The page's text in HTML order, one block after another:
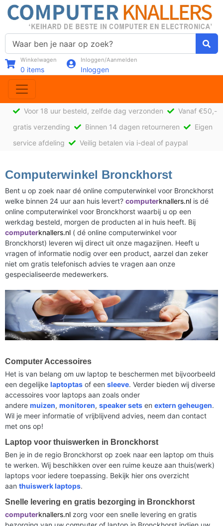
Winkelwagen
0 items
Inloggen/Aanmelden
Inloggen
Voor 18 uur besteld, zelfde dag verzonden
Vanaf €50,-
gratis verzending
Binnen 14 dagen retourneren
Eigen
service afdeling
Veilig betalen via i-deal of paypal
Computerwinkel Bronckhorst
Bent u op zoek naar dé online computerwinkel voor Bronckhorst
welke binnen 24 uur aan huis levert? computerknallers.nl is dé
online computerwinkel voor Bronckhorst waarbij u op een
werkdag besteld, morgen de producten al in huis heeft. Bij
computerknallers.nl ( dé online computerwinkel voor
Bronckhorst) leveren wij direct uit onze magazijnen. Heeft u
vragen of informatie nodig over een product, aarzel dan zeker
niet om gratis telefonisch advies te vragen aan onze
gespecialiseerde medewerkers.
Computer Accessoires
Het is van belang om uw laptop te beschermen met bijvoorbeeld
een degelijke laptoptas of een sleeve. Verder bieden wij diverse
accessoires voor laptops aan zoals onder
andere muizen, monitoren, speaker sets en extern geheugen.
Wil je meer informatie of vrijblijvend advies, neem dan contact
met ons op!
Laptop voor thuiswerken in Bronckhorst
Ben je in de regio Bronckhorst op zoek naar een laptop om thuis
te werken. Wij beschikken over een ruime keuze aan thuis(werk)
laptops voor iedere toepassing. Bekijk hier ons overzicht
aan thuiswerk laptops.
Snelle levering en gratis bezorging in Bronckhorst
computerknallers.nl zorg voor een snelle levering en gratis